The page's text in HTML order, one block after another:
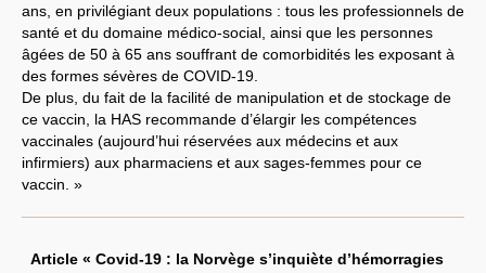
ans, en privilégiant deux populations : tous les professionnels de
santé et du domaine médico-social, ainsi que les personnes
âgées de 50 à 65 ans souffrant de comorbidités les exposant à
des formes sévères de COVID-19.
De plus, du fait de la facilité de manipulation et de stockage de
ce vaccin, la HAS recommande d’élargir les compétences
vaccinales (aujourd’hui réservées aux médecins et aux
infirmiers) aux pharmaciens et aux sages-femmes pour ce
vaccin. »
Article « Covid-19 : la Norvège s’inquiète d’hémorragies